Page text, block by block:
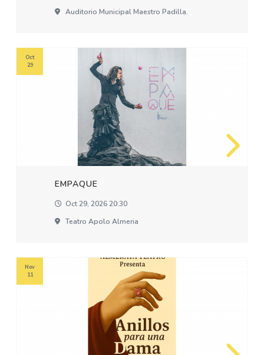
Auditorio Municipal Maestro Padilla.
EMPAQUE
Oct 29, 2026 20:30
Teatro Apolo Almeria
Oct
29
Nov
11